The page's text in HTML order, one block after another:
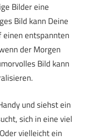
Bilder eine
Bild kann Deine
einen entspannten
der Morgen
Bild kann
und siehst ein
sich in eine viel
vielleicht ein